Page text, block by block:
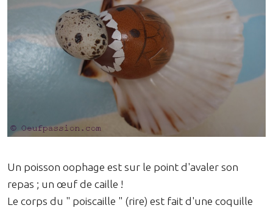
Un poisson oophage est sur le point d'avaler son
repas ; un œuf de caille !
Le corps du " poiscaille " (rire) est fait d'une coquille